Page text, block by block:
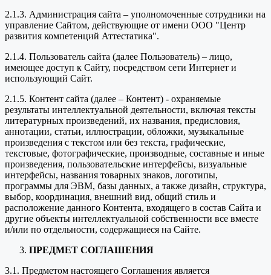
2.1.3. Администрация сайта – уполномоченные сотрудники на
управление Сайтом, действующие от имени ООО "Центр
развития компетенций Аттестатика".
2.1.4. Пользователь сайта (далее Пользователь) – лицо,
имеющее доступ к Сайту, посредством сети Интернет и
использующий Сайт.
2.1.5. Контент сайта (далее – Контент) - охраняемые
результаты интеллектуальной деятельности, включая тексты
литературных произведений, их названия, предисловия,
аннотации, статьи, иллюстрации, обложки, музыкальные
произведения с текстом или без текста, графические,
текстовые, фотографические, производные, составные и иные
произведения, пользовательские интерфейсы, визуальные
интерфейсы, названия товарных знаков, логотипы,
программы для ЭВМ, базы данных, а также дизайн, структура,
выбор, координация, внешний вид, общий стиль и
расположение данного Контента, входящего в состав Сайта и
другие объекты интеллектуальной собственности все вместе
и/или по отдельности, содержащиеся на Сайте.
ПРЕДМЕТ СОГЛАШЕНИЯ
3.1. Предметом настоящего Соглашения является